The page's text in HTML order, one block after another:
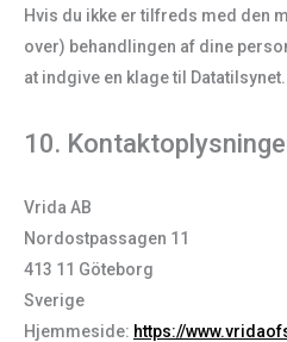
Hvis du ikke er tilfreds med den
over) behandlingen af dine
at indgive en klage til Datatilsynet.
10.
Vrida AB
Nordostpassagen 11
413 11 Göteborg
Sverige
Hjemmeside: https://